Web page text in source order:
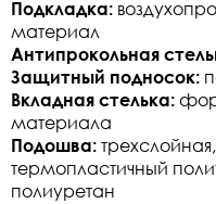
Подкладка:
материал
Антипрокольная
Защитный подносок:
Вкладная стелька:
материала
Подошва:
термопластичный
полиуретан